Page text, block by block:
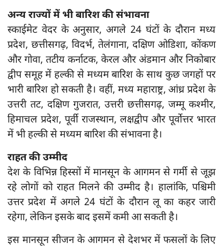
अन्य राज्यों में भी बारिश की संभावना
स्काईमेट वेदर के अनुसार, अगले 24 घंटों के दौरान मध्य
प्रदेश, छत्तीसगढ़, विदर्भ, तेलंगाना, दक्षिण ओडिशा, कोंकण
और गोवा, तटीय कर्नाटक, केरल और अंडमान और निकोबार
द्वीप समूह में हल्की से मध्यम बारिश के साथ कुछ जगहों पर
भारी बारिश हो सकती है। वहीं, मध्य महाराष्ट्र, आंध्र प्रदेश के
उत्तरी तट, दक्षिण गुजरात, उत्तरी छत्तीसगढ़, जम्मू कश्मीर,
हिमाचल प्रदेश, पूर्वी राजस्थान, लक्षद्वीप और पूर्वोत्तर भारत
में भी हल्की से मध्यम बारिश की संभावना है।
राहत की उम्मीद
देश के विभिन्न हिस्सों में मानसून के आगमन से गर्मी से जूझ
रहे लोगों को राहत मिलने की उम्मीद है। हालांकि, पश्चिमी
उत्तर प्रदेश में अगले 24 घंटों के दौरान लू का कहर जारी
रहेगा, लेकिन इसके बाद इसमें कमी आ सकती है।
इस मानसून सीजन के आगमन से देशभर में फसलों के लिए